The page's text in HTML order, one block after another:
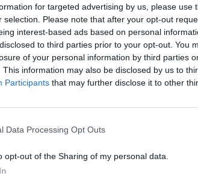
for targeted advertising by us, please use
selection. Please note that after your opt-out
interest-based ads based on personal
to third parties prior to your opt-out. You
of your personal information by third parties
This information may also be disclosed by us to
Participants that may further disclose it to other
Data Processing Opt Outs
opt-out of the Sharing of my personal data.
tem candidatos
fraude